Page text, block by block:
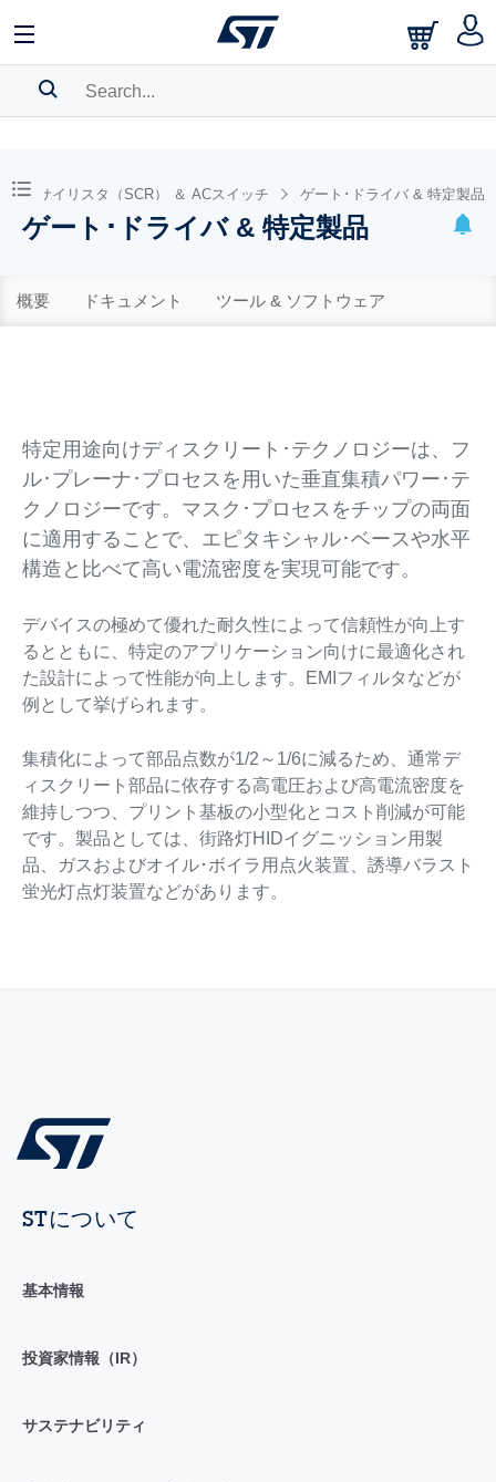
BOOKMARK
Please log in to show your saved searches.
サイリスタ（SCR） ＆ ACスイッチ ゲート･ドライバ & 特定製品
ゲート･ドライバ & 特定製品
概要 ドキュメント ツール & ソフトウェア
特定用途向けディスクリート･テクノロジーは、フ
ル･プレーナ･プロセスを用いた垂直集積パワー･テ
クノロジーです。マスク･プロセスをチップの両面
に適用することで、エピタキシャル･ベースや水平
構造と比べて高い電流密度を実現可能です。
デバイスの極めて優れた耐久性によって信頼性が向上す
るとともに、特定のアプリケーション向けに最適化され
た設計によって性能が向上します。EMIフィルタなどが
例として挙げられます。
集積化によって部品点数が1/2～1/6に減るため、通常デ
ィスクリート部品に依存する高電圧および高電流密度を
維持しつつ、プリント基板の小型化とコスト削減が可能
です。製品としては、街路灯HIDイグニッション用製
品、ガスおよびオイル･ボイラ用点火装置、誘導バラスト
蛍光灯点灯装置などがあります。
STについて
基本情報
投資家情報（IR）
サステナビリティ